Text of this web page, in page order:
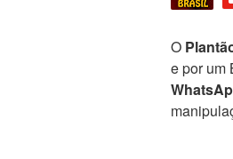
O
e por um